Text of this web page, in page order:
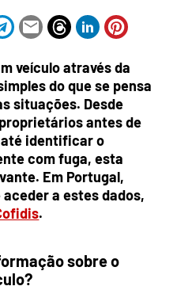
veículo através da
do que se pensa
situações. Desde
antes de
identificar o
com fuga, esta
Em Portugal,
a estes dados,
.
sobre o